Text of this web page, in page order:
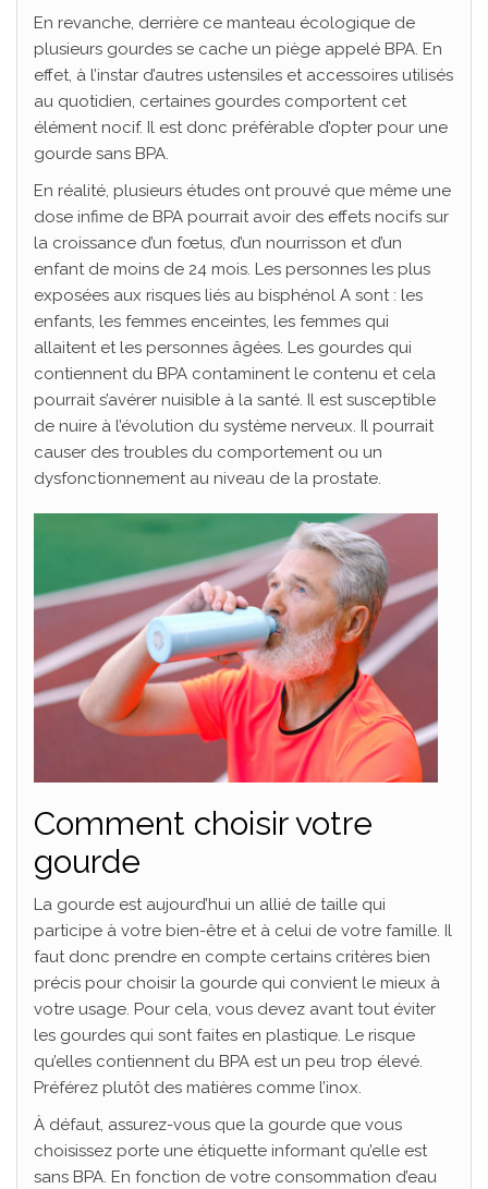
En revanche, derrière ce manteau écologique de
plusieurs gourdes se cache un piège appelé BPA. En
effet, à l’instar d’autres ustensiles et accessoires utilisés
au quotidien, certaines gourdes comportent cet
élément nocif. Il est donc préférable d’opter pour une
gourde sans BPA.
En réalité, plusieurs études ont prouvé que même une
dose infime de BPA pourrait avoir des effets nocifs sur
la croissance d’un fœtus, d’un nourrisson et d’un
enfant de moins de 24 mois. Les personnes les plus
exposées aux risques liés au bisphénol A sont : les
enfants, les femmes enceintes, les femmes qui
allaitent et les personnes âgées. Les gourdes qui
contiennent du BPA contaminent le contenu et cela
pourrait s’avérer nuisible à la santé. Il est susceptible
de nuire à l’évolution du système nerveux. Il pourrait
causer des troubles du comportement ou un
dysfonctionnement au niveau de la prostate.
Comment choisir votre
gourde
La gourde est aujourd’hui un allié de taille qui
participe à votre bien-être et à celui de votre famille. Il
faut donc prendre en compte certains critères bien
précis pour choisir la gourde qui convient le mieux à
votre usage. Pour cela, vous devez avant tout éviter
les gourdes qui sont faites en plastique. Le risque
qu’elles contiennent du BPA est un peu trop élevé.
Préférez plutôt des matières comme l’inox.
À défaut, assurez-vous que la gourde que vous
choisissez porte une étiquette informant qu’elle est
sans BPA. En fonction de votre consommation d’eau